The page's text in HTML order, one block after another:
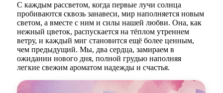
С каждым рассветом, когда первые лучи солнца
пробиваются сквозь занавеси, мир наполняется новым
светом, а вместе с ним и силы нашей любви. Она, как
нежный цветок, распускается на тёплом утреннем
ветру, и каждый миг становится ещё более ценным,
чем предыдущий. Мы, два сердца, замираем в
ожидании нового дня, полной грудью наполняя
легкие свежим ароматом надежды и счастья.